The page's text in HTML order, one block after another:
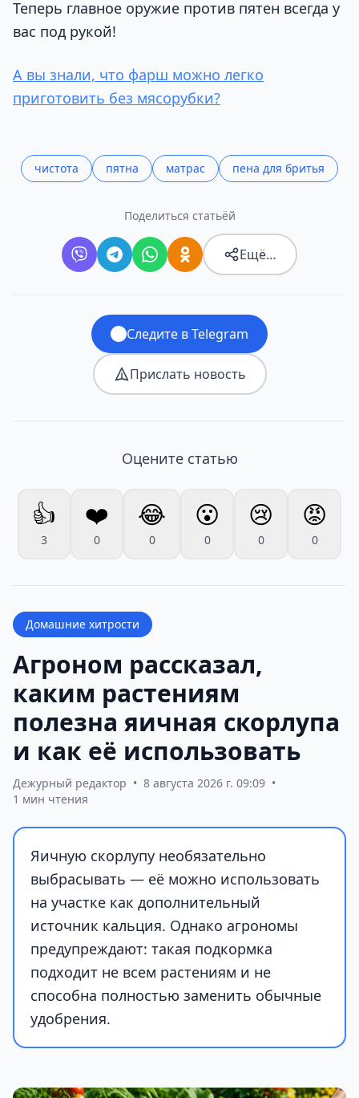
Теперь главное оружие против пятен всегда у
вас под рукой!
А вы знали, что фарш можно легко
приготовить без мясорубки?
чистота пятна матрас пена для бритья
Поделиться статьёй
Ещё…
Следите в Telegram
Прислать новость
Оцените статью
👍
3
❤️
0
😂
0
😮
0
😢
0
😡
0
Домашние хитрости
Агроном рассказал,
каким растениям
полезна яичная скорлупа
и как её использовать
Дежурный редактор • 8 августа 2026 г. 09:09 •
1 мин чтения
Яичную скорлупу необязательно
выбрасывать — её можно использовать
на участке как дополнительный
источник кальция. Однако агрономы
предупреждают: такая подкормка
подходит не всем растениям и не
способна полностью заменить обычные
удобрения.